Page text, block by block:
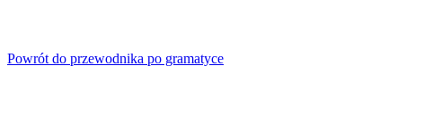
Powrót do przewodnika po gramatyce